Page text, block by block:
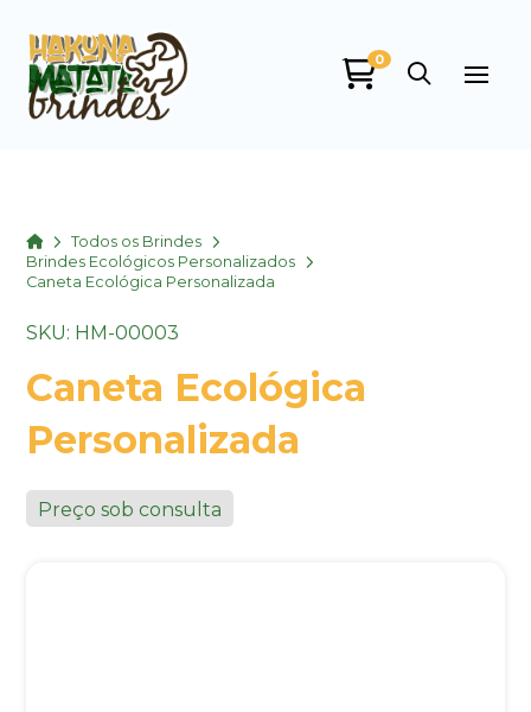
0
HomeTodos os Brindes
Brindes Ecológicos Personalizados
Caneta Ecológica Personalizada
SKU: HM-00003
Caneta Ecológica
Personalizada
Preço sob consulta